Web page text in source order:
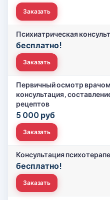
Заказать
Психиатрическая
бесплатно!
Заказать
Первичный осмотр
консультация,
рецептов
5 000 руб
Заказать
Консультация
бесплатно!
Заказать